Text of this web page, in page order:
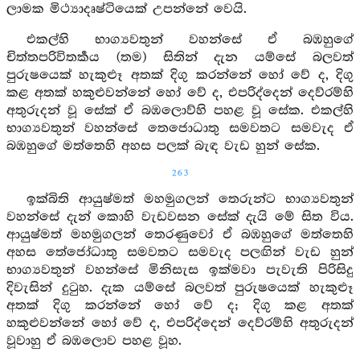
ලාමක මිථ්‍යාදෘෂ්ටියෙක් උපන්නේ වෙයි.
එකල්හි භාග්‍යවතුන් වහන්සේ ඒ බඹහුගේ
චිත්තපරිවිතර්‍කය (තම) සිතින් දැන යම්සේ බලවත්
පුරුෂයෙක් හැකුළූ අතක් දිගු කරන්නේ හෝ වේ ද, දිගු
කළ අතක් හකුළුවන්නේ හෝ වේ ද, එපරිද්දෙන් දෙව්රම්හි
අතුරුදන් වූ සේක් ඒ බඹලොව්හි පහළ වූ සේක. එකල්හි
භාග්‍යවතුන් වහන්සේ තෙජොධාතු සමවතට සමවැද ඒ
බඹහුගේ මත්තෙහි අහස පලක් බැඳ වැඩ හුන් සේක.
263
ඉක්බිති ආයුෂ්මත් මහමුගලන් තෙරුන්ට භාග්‍යවතුන්
වහන්සේ දැන් කොහි වැඩවසන සේක් දැයි මේ සිත විය.
ආයුෂ්මත් මහමුගලන් තෙරණුවෝ ඒ බඹහුගේ මත්තෙහි
අහස තේජෝධාතු සමවතට සමවැද පලඟින් වැඩ හුන්
භාග්‍යවතුන් වහන්සේ මිනිසැස ඉක්මවා පැවැති පිරිසිදු
දිවැසින් දුටුහ. දැක යම්සේ බලවත් පුරුෂයෙක් හැකුළූ
අතක් දිගු කරන්නේ හෝ වේ ද; දිගු කළ අතක්
හකුළුවන්නේ හෝ වේ ද, එපරිද්දෙන් දෙව්රම්හි අතුරුදන්
වූවාහු ඒ බඹලොව පහළ වූහ.